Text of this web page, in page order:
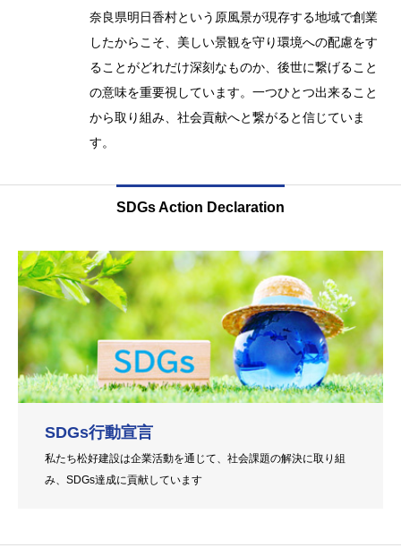
奈良県明日香村という原風景が現存する地域で創業
したからこそ、美しい景観を守り環境への配慮をす
ることがどれだけ深刻なものか、後世に繋げること
の意味を重要視しています。一つひとつ出来ること
から取り組み、社会貢献へと繋がると信じていま
す。
SDGs Action Declaration
SDGs行動宣言
私たち松好建設は企業活動を通じて、社会課題の解決に取り組
み、SDGs達成に貢献しています